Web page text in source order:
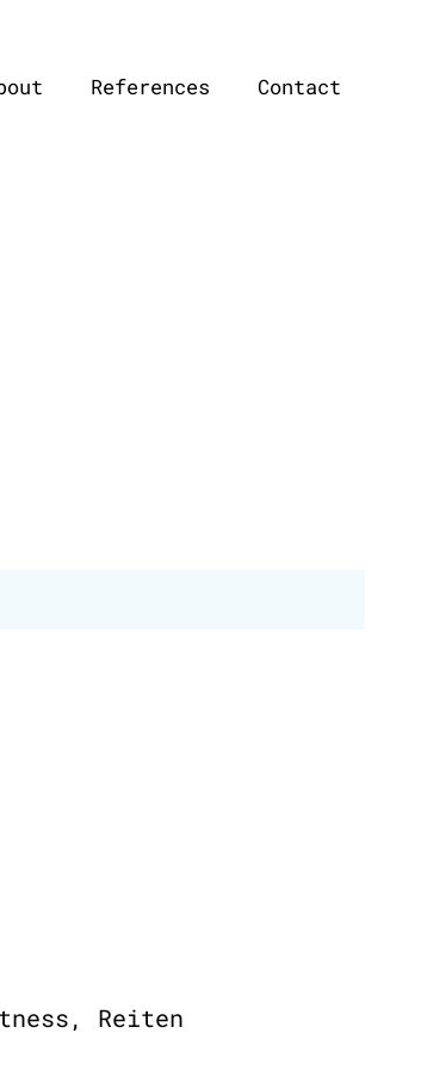
References Contact
Reiten